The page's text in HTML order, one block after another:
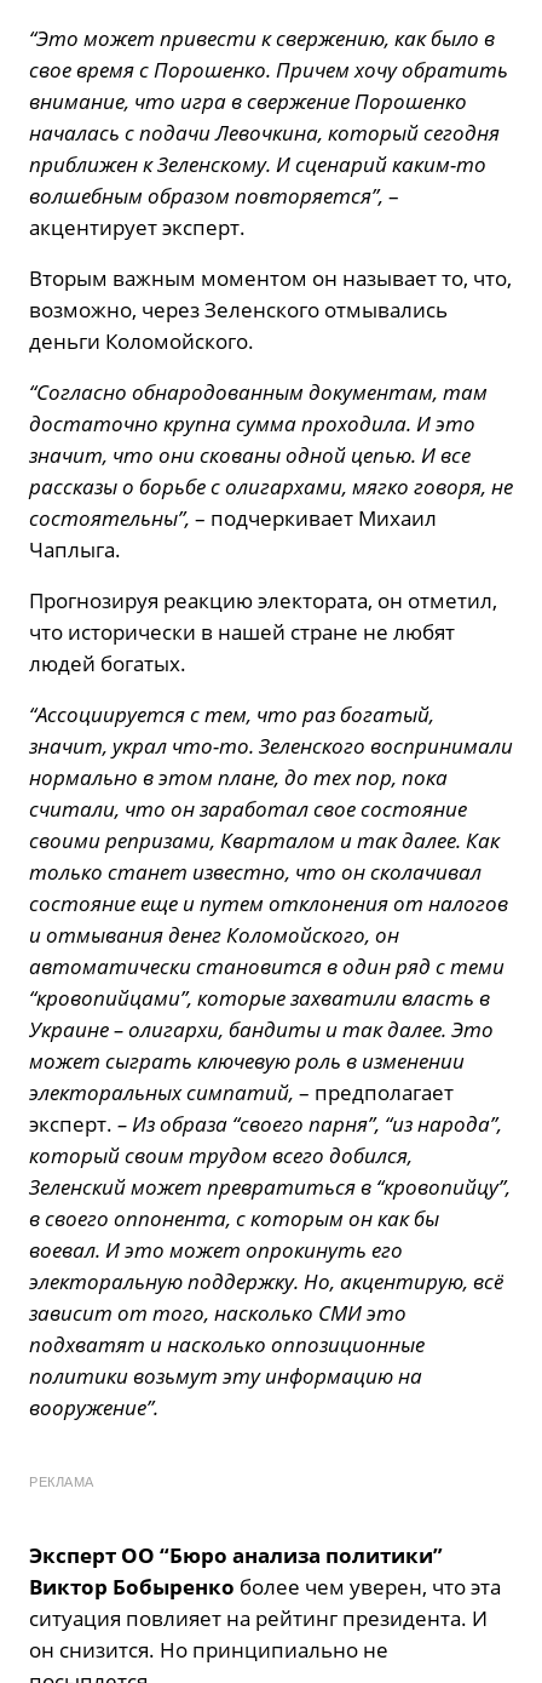
“Это может привести к свержению, как было в
свое время с Порошенко. Причем хочу обратить
внимание, что игра в свержение Порошенко
началась с подачи Левочкина, который сегодня
приближен к Зеленскому. И сценарий каким-то
волшебным образом повторяется”, –
акцентирует эксперт.
Вторым важным моментом он называет то, что,
возможно, через Зеленского отмывались
деньги Коломойского.
“Согласно обнародованным документам, там
достаточно крупна сумма проходила. И это
значит, что они скованы одной цепью. И все
рассказы о борьбе с олигархами, мягко говоря, не
состоятельны”, – подчеркивает Михаил
Чаплыга.
Прогнозируя реакцию электората, он отметил,
что исторически в нашей стране не любят
людей богатых.
“Ассоциируется с тем, что раз богатый,
значит, украл что-то. Зеленского воспринимали
нормально в этом плане, до тех пор, пока
считали, что он заработал свое состояние
своими репризами, Кварталом и так далее. Как
только станет известно, что он сколачивал
состояние еще и путем отклонения от налогов
и отмывания денег Коломойского, он
автоматически становится в один ряд с теми
“кровопийцами”, которые захватили власть в
Украине – олигархи, бандиты и так далее. Это
может сыграть ключевую роль в изменении
электоральных симпатий, – предполагает
эксперт. – Из образа “своего парня”, “из народа”,
который своим трудом всего добился,
Зеленский может превратиться в “кровопийцу”,
в своего оппонента, с которым он как бы
воевал. И это может опрокинуть его
электоральную поддержку. Но, акцентирую, всё
зависит от того, насколько СМИ это
подхватят и насколько оппозиционные
политики возьмут эту информацию на
вооружение”.
РЕКЛАМА
Эксперт ОО “Бюро анализа политики”
Виктор Бобыренко более чем уверен, что эта
ситуация повлияет на рейтинг президента. И
он снизится. Но принципиально не